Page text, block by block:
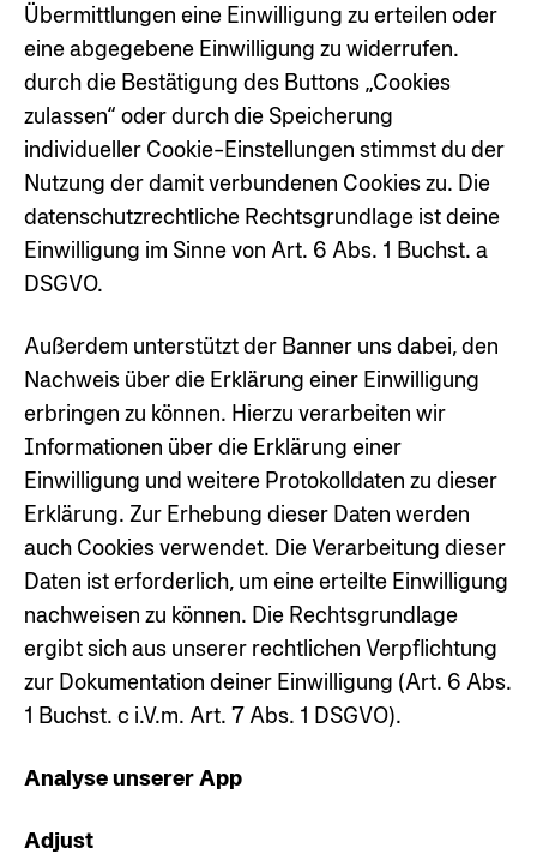
Übermittlungen eine Einwilligung zu erteilen oder
eine abgegebene Einwilligung zu widerrufen.
durch die Bestätigung des Buttons „Cookies
zulassen“ oder durch die Speicherung
individueller Cookie-Einstellungen stimmst du der
Nutzung der damit verbundenen Cookies zu. Die
datenschutzrechtliche Rechtsgrundlage ist deine
Einwilligung im Sinne von Art. 6 Abs. 1 Buchst. a
DSGVO.
Außerdem unterstützt der Banner uns dabei, den
Nachweis über die Erklärung einer Einwilligung
erbringen zu können. Hierzu verarbeiten wir
Informationen über die Erklärung einer
Einwilligung und weitere Protokolldaten zu dieser
Erklärung. Zur Erhebung dieser Daten werden
auch Cookies verwendet. Die Verarbeitung dieser
Daten ist erforderlich, um eine erteilte Einwilligung
nachweisen zu können. Die Rechtsgrundlage
ergibt sich aus unserer rechtlichen Verpflichtung
zur Dokumentation deiner Einwilligung (Art. 6 Abs.
1 Buchst. c i.V.m. Art. 7 Abs. 1 DSGVO).
Analyse unserer App
Adjust